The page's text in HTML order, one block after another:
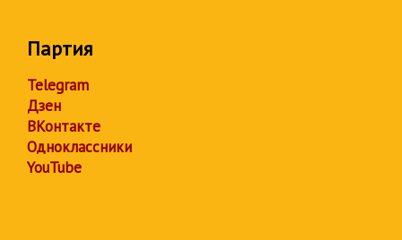
Партия
Telegram
Дзен
ВКонтакте
Одноклассники
YouTube